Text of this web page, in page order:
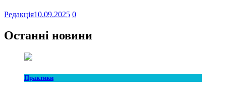
Редакція10.09.2025 0
Останні новини
Практики